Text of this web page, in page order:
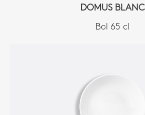
DOMUS BLANC
Bol 65 cl